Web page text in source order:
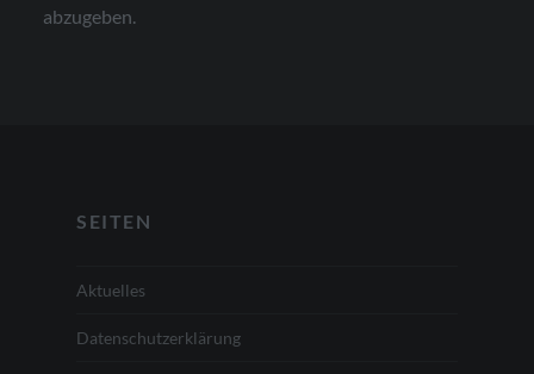
abzugeben.
SEITEN
Aktuelles
Datenschutzerklärung